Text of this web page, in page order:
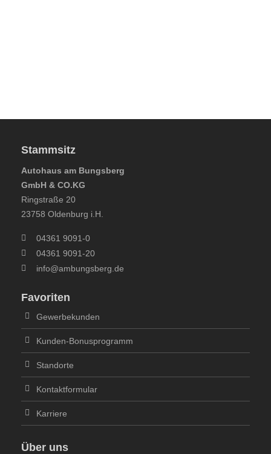
Stammsitz
Autohaus am Bungsberg
GmbH & CO.KG
Ringstraße 20
23758 Oldenburg i.H.
04361 9091-0
04361 9091-20
info@ambungsberg.de
Favoriten
Gewerbekunden
Kunden-Bonusprogramm
Standorte
Kontaktformular
Karriere
Über uns